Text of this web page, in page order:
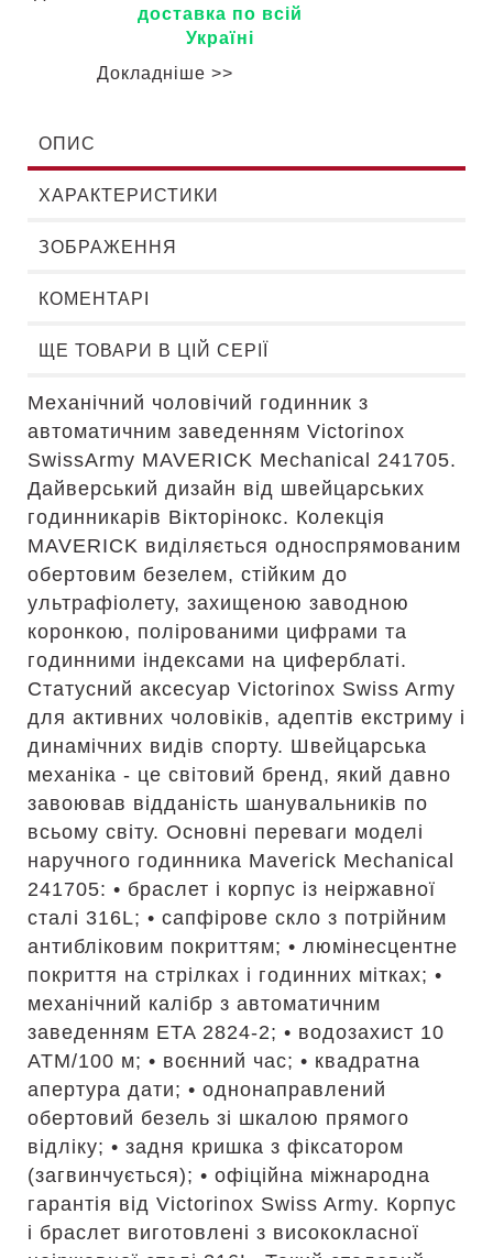
доставка по всій
Україні
Докладніше >>
ОПИС
ХАРАКТЕРИСТИКИ
ЗОБРАЖЕННЯ
КОМЕНТАРІ
ЩЕ ТОВАРИ В ЦІЙ СЕРІЇ
Механічний чоловічий годинник з
автоматичним заведенням Victorinox
SwissArmy MAVERICK Mechanical 241705.
Дайверський дизайн від швейцарських
годинникарів Вікторінокс. Колекція
MAVERICK виділяється односпрямованим
обертовим безелем, стійким до
ультрафіолету, захищеною заводною
коронкою, полірованими цифрами та
годинними індексами на циферблаті.
Статусний аксесуар Victorinox Swiss Army
для активних чоловіків, адептів екстриму і
динамічних видів спорту. Швейцарська
механіка - це світовий бренд, який давно
завоював відданість шанувальників по
всьому світу. Основні переваги моделі
наручного годинника Maverick Mechanical
241705: • браслет і корпус із неіржавної
сталі 316L; • сапфірове скло з потрійним
антибліковим покриттям; • люмінесцентне
покриття на стрілках і годинних мітках; •
механічний калібр з автоматичним
заведенням ETA 2824-2; • водозахист 10
АТМ/100 м; • воєнний час; • квадратна
апертура дати; • однонаправлений
обертовий безель зі шкалою прямого
відліку; • задня кришка з фіксатором
(загвинчується); • офіційна міжнародна
гарантія від Victorinox Swiss Army. Корпус
і браслет виготовлені з висококласної